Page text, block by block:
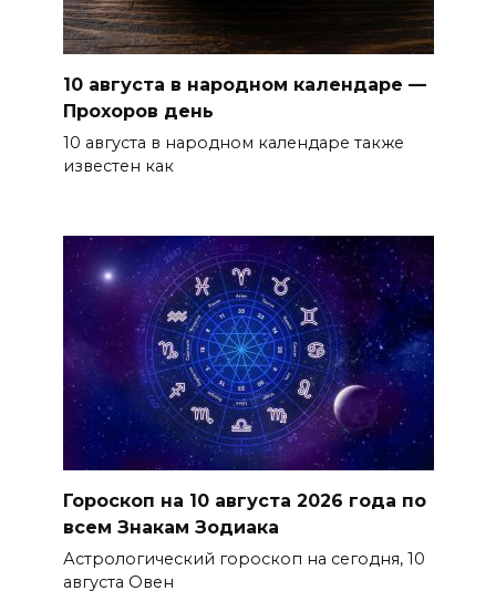
10 августа в народном календаре —
Прохоров день
10 августа в народном календаре также
известен как
Гороскоп на 10 августа 2026 года по
всем Знакам Зодиака
Астрологический гороскоп на сегодня, 10
августа Овен